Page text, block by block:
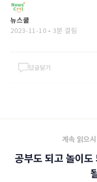
뉴스쿨
2023-11-10 - 3분 걸림
답글달기
계속 읽으
공부도 되고 놀이